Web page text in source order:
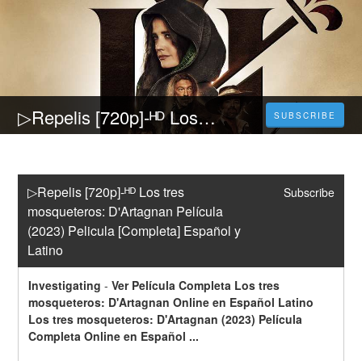
▷Repelis [720p]-ᴴᴰ Los tres mosqueteros: D'Artagnan Película (2023) Pelicula [Completa] Español y Latino SUBSCRIBE
▷Repelis [720p]-ᴴᴰ Los tres
mosqueteros: D'Artagnan Película
(2023) Pelicula [Completa] Español y
Latino
Subscribe
Investigating -Ver Película Completa Los tres
mosqueteros: D'Artagnan Online en Español Latino
Los tres mosqueteros: D'Artagnan (2023) Película
Completa Online en Español ...